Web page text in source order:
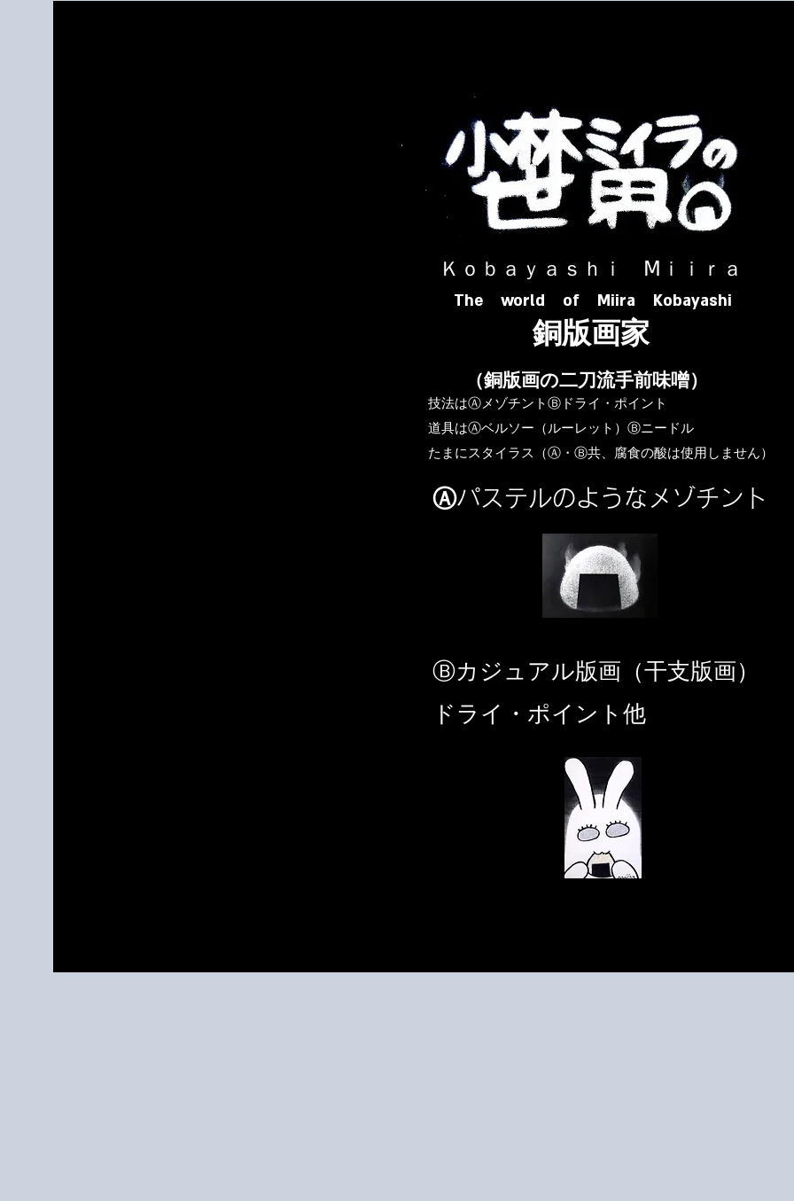
​ Ｋｏｂａｙａｓｈｉ Ⅿｉｉｒａ​
The world of Miira Kobayashi
​銅版画家
​（銅版画の二刀流手前味噌）
​技法はⒶメゾチントⒷドライ・ポイント
道具はⒶベルソー（ルーレット）Ⓑニードル
​たまにスタイラス（Ⓐ・Ⓑ共、腐食の酸は使用しません）
Ⓐパステルのようなメゾチント
​Ⓑカジュアル版画（干支版画）
ドライ・ポイント他